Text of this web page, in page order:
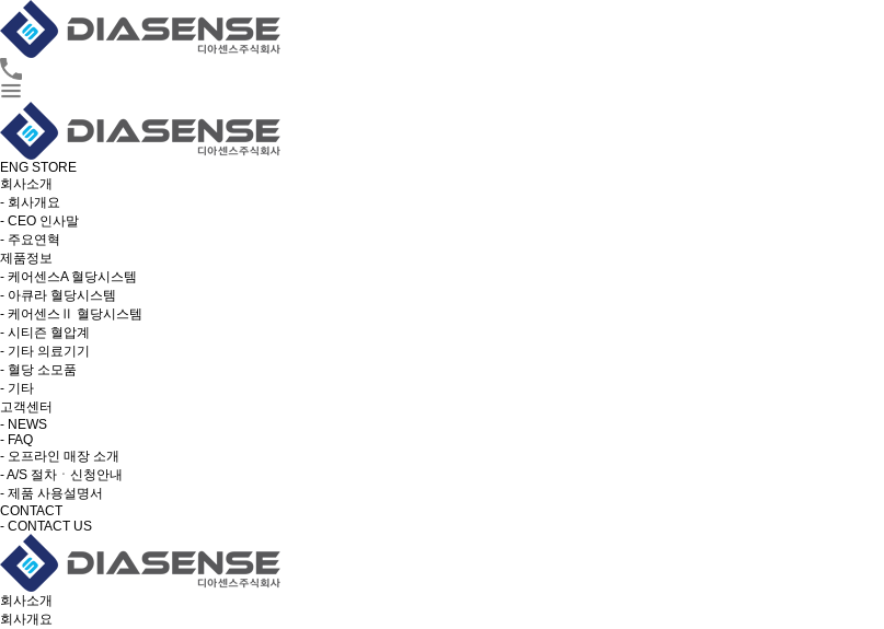
ENG STORE
회사소개
- 회사개요
- CEO 인사말
- 주요연혁
제품정보
- 케어센스A 혈당시스템
- 아큐라 혈당시스템
- 케어센스Ⅱ 혈당시스템
- 시티즌 혈압계
- 기타 의료기기
- 혈당 소모품
- 기타
고객센터
- NEWS
- FAQ
- 오프라인 매장 소개
- A/S 절차ㆍ신청안내
- 제품 사용설명서
CONTACT
- CONTACT US
회사소개
회사개요